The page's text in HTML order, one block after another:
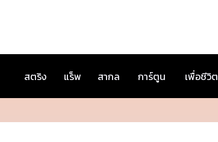
สตริง แร็พ สากล การ์ตูน เพื่อชีวิต